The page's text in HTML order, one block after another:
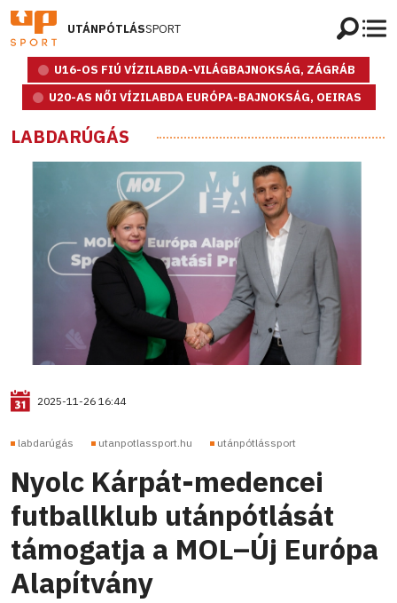
UTÁNPÓTLÁSSPORT
U16-OS FIÚ VÍZILABDA-VILÁGBAJNOKSÁG, ZÁGRÁB
U20-AS NŐI VÍZILABDA EURÓPA-BAJNOKSÁG, OEIRAS
LABDARÚGÁS
2025-11-26 16:44
labdarúgás utanpotlassport.hu utánpótlássport
Nyolc Kárpát-medencei
futballklub utánpótlását
támogatja a MOL–Új Európa
Alapítvány